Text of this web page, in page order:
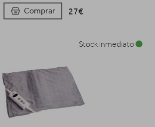
Comprar 27€
Stock inmediato